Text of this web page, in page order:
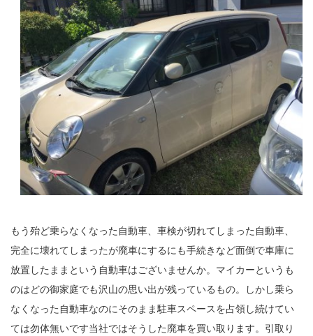
もう殆ど乗らなくなった自動車、車検が切れてしまった自動車、
完全に壊れてしまったが廃車にするにも手続きなど面倒で車庫に
放置したままという自動車はございませんか。マイカーというも
のはどの御家庭でも沢山の思い出が残っているもの。しかし乗ら
なくなった自動車なのにそのまま駐車スペースを占領し続けてい
ては勿体無いです当社ではそうした廃車を買い取ります。引取り